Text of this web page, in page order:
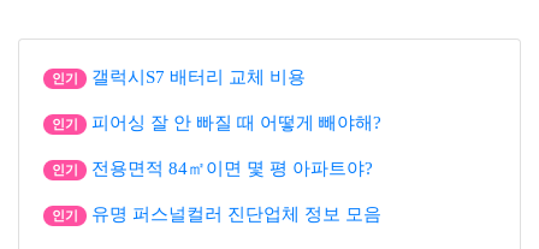
인기 갤럭시S7 배터리 교체 비용
인기 피어싱 잘 안 빠질 때 어떻게 빼야해?
인기 전용면적 84㎡이면 몇 평 아파트야?
인기 유명 퍼스널컬러 진단업체 정보 모음